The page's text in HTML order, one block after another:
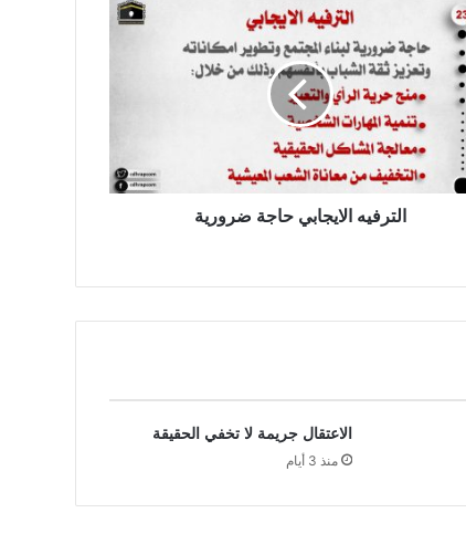
الترفيه الايجابي حاجة ضرورية
الاعتقال جريمة لا تخفي الحقيقة
منذ 3 أيام